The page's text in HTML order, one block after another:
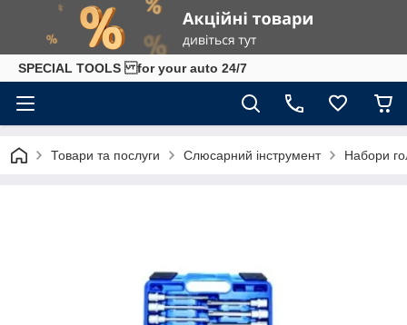
SPECIAL TOOLS for your auto 24/7
Товари та послуги Слюсарний інструмент Набори